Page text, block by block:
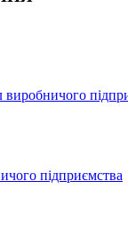
виробничого
підприємства